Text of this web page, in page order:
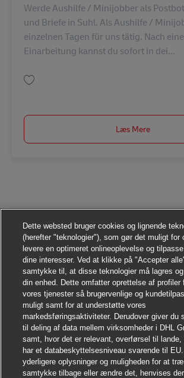
Werde Aushilfe / Minijobber als
und Briefe in Suhl. Als Aushilfe /
einzelnen Tagen für uns tätig. Nach
Einarbeitung kannst du sofort in dei...
Læs Mere
Dette websted bruger cookies og lignende
(herefter "teknologier"), som gør det muligt for
levere en optimeret onlineoplevelse og tilpasse
dine interesser. Ved at klikke på "Accepter
samtykke til, at disse teknologier må lagres
din enhed. Dette omfatter oprettelse af profiler
vores tjenester så brugervenlige og
muligt samt for at understøtte vores
markedsføringsaktiviteter. Derudover giver du
til deling af data mellem virksomheder i DHL
samt, hvor det er relevant, overførsel til lande,
har et databeskyttelsesniveau svarende til
yderligere oplysninger og muligheden for at
samtykke tilbage eller ændre det, henvises der